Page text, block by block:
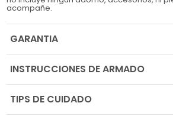
acompañe.
GARANTIA
INSTRUCCIONES DE ARMADO
TIPS DE CUIDADO